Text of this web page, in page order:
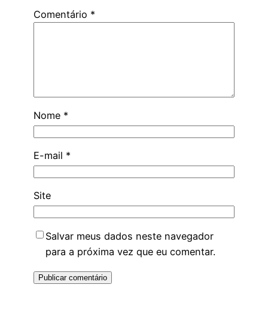
Comentário *
Nome *
E-mail *
Site
Salvar meus dados neste navegador
para a próxima vez que eu comentar.